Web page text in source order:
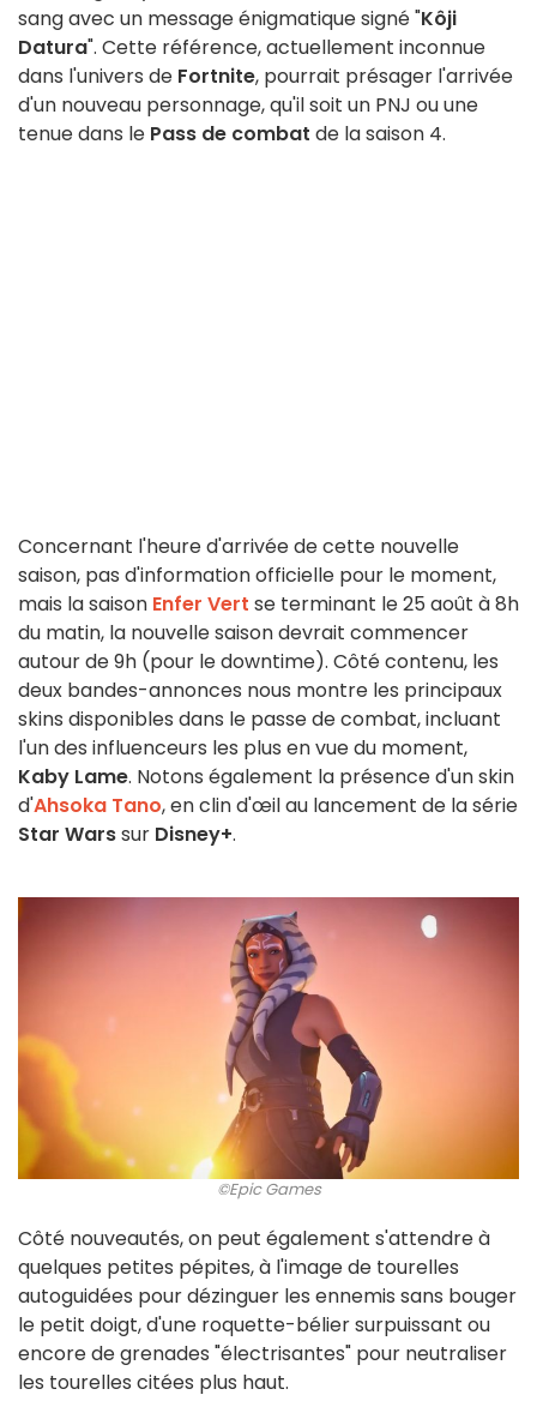
sang avec un message énigmatique signé "Kôji
Datura". Cette référence, actuellement inconnue
dans l'univers de Fortnite, pourrait présager l'arrivée
d'un nouveau personnage, qu'il soit un PNJ ou une
tenue dans le Pass de combat de la saison 4.
Concernant l'heure d'arrivée de cette nouvelle
saison, pas d'information officielle pour le moment,
mais la saison Enfer Vert se terminant le 25 août à 8h
du matin, la nouvelle saison devrait commencer
autour de 9h (pour le downtime). Côté contenu, les
deux bandes-annonces nous montre les principaux
skins disponibles dans le passe de combat, incluant
l'un des influenceurs les plus en vue du moment,
Kaby Lame. Notons également la présence d'un skin
d'Ahsoka Tano, en clin d'œil au lancement de la série
Star Warssur Disney+.
©Epic Games
Côté nouveautés, on peut également s'attendre à
quelques petites pépites, à l'image de tourelles
autoguidées pour dézinguer les ennemis sans bouger
le petit doigt, d'une roquette-bélier surpuissant ou
encore de grenades "électrisantes" pour neutraliser
les tourelles citées plus haut.